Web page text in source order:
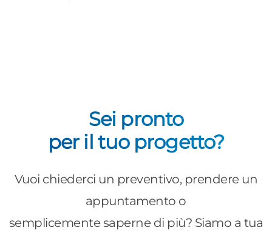
Sei pronto
per il tuo progetto?
Vuoi chiederci un preventivo, prendere un
appuntamento o
semplicemente saperne di più? Siamo a tua